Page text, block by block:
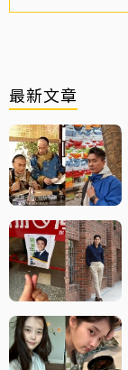
最新文章